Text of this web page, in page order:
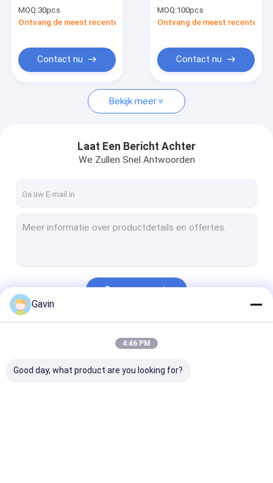
Contacteer ons
Nieuws
Gootsteen van de roestvrij staal de Dubbele Kom
De Gootsteen van de Topmountkeuken
De Tribune van de roestvrij staalgootsteen
Matte Black Kitchen Sink
De Toebehoren van de keukengootsteen
met Ronde Hoek 2
schoon te maken
MOQ:30pcs
Ontvang de meest recente Prijs
Contact nu
Enige Kom in
Keukengootsteen 22
MOQ:100pcs
Ontvang de meest recente
Contact nu
Bekijk meer
Laat Een Bericht Achter
We Zullen Snel Antwoorden
Doorgaan
Gavin
4:46 PM
Good day, what product are you looking for?